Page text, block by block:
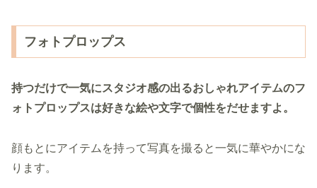
フォトプロップス
持つだけで一気にスタジオ感の出るおしゃれアイテムのフ
ォトプロップスは好きな絵や文字で個性をだせますよ。
顔もとにアイテムを持って写真を撮ると一気に華やかにな
ります。